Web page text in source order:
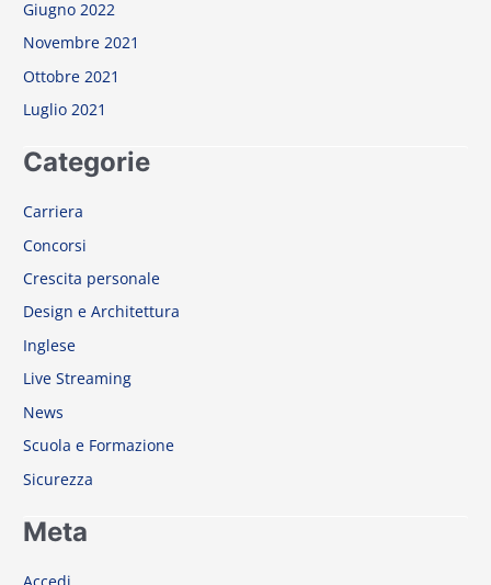
Crescita personale
Design e Architettura
Inglese
Live Streaming
News
Sicurezza
Meta
Accedi
Feed dei contenuti
Feed dei commenti
WordPress.org